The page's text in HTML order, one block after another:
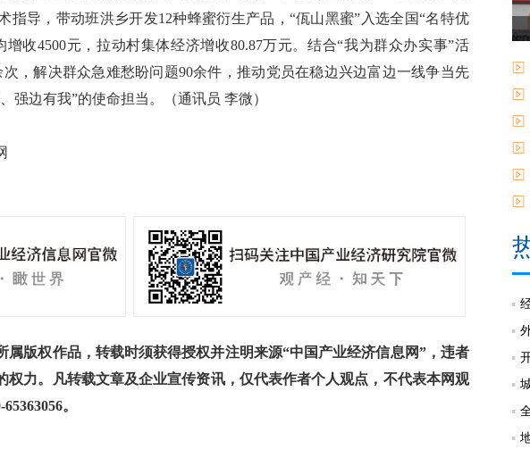
指导，带动班洪乡开发12种蜂蜜衍生产品，“佤山黑蜜”入选全国“名特优
增收4500元，拉动村集体经济增收80.87万元。结合“我为群众办实事”活
，解决群众急难愁盼问题90余件，推动党员在稳边兴边富边一线争当先
强边有我”的使命担当。（通讯员 李微）
版权作品，转载时须获得授权并注明来源“中国产业经济信息网”，违者
权力。凡转载文章及企业宣传资讯，仅代表作者个人观点，不代表本网观
。